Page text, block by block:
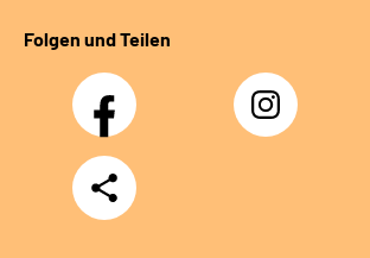
Folgen und Teilen
Facebook Instagram
Teilen